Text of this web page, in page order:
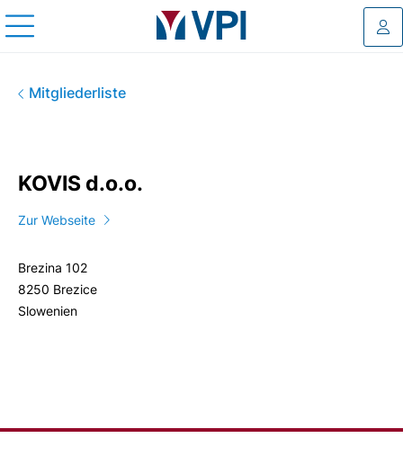
Mitgliederliste
KOVIS d.o.o.
KOVIS d.o.o.
Zur Webseite
Brezina 102
8250 Brezice
Slowenien